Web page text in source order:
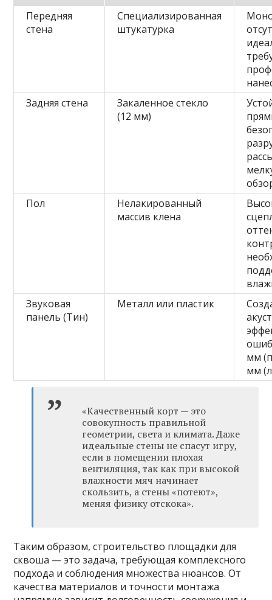
Передняя
стена
Специализированная
штукатурка
Задняя стена
Закаленное стекло
(12 мм)
Пол
Нелакированный
массив клена
Звуковая
панель (Тин)
Металл или пластик
мм
мм
«Качественный корт — это
совокупность правильной
геометрии, света и климата. Даже
идеальные стены не спасут игру,
если в помещении плохая
вентиляция, так как при высокой
влажности мяч начинает
скользить, а стены «потеют»,
меняя физику отскока».
Таким образом, строительство площадки для
сквоша — это задача, требующая комплексного
подхода и соблюдения множества нюансов. От
качества материалов и точности монтажа